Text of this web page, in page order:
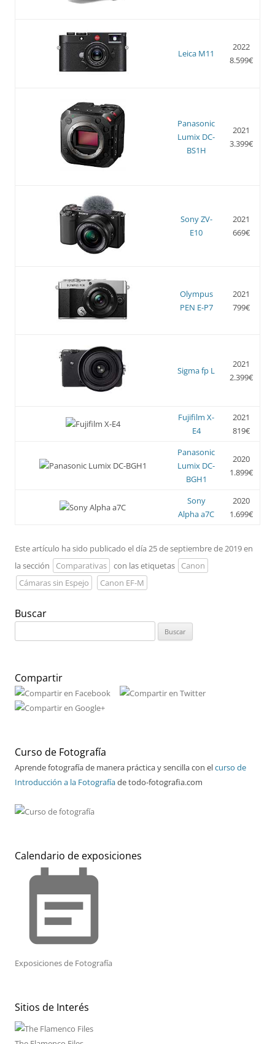
Leica M11
2022
8.599€
Panasonic
Lumix DC-
BS1H
2021
3.399€
Sony ZV-
E10
2021
669€
Olympus
PEN E-P7
2021
799€
Sigma fp L
2021
2.399€
Fujifilm X-
E4
2021
819€
Panasonic
Lumix DC-
BGH1
2020
1.899€
Sony
Alpha a7C
2020
1.699€
Este artículo ha sido publicado el día 25 de septiembre de 2019 en
la sección
Comparativas con las etiquetas
Canon
Cámaras sin Espejo
Canon EF-M
Buscar
Compartir
Curso de Fotografía
Aprende fotografía de manera práctica y sencilla con elcurso de
Introducción a la Fotografíade todo-fotografia.com
Calendario de exposiciones
event_note
Exposiciones de Fotografía
Sitios de Interés